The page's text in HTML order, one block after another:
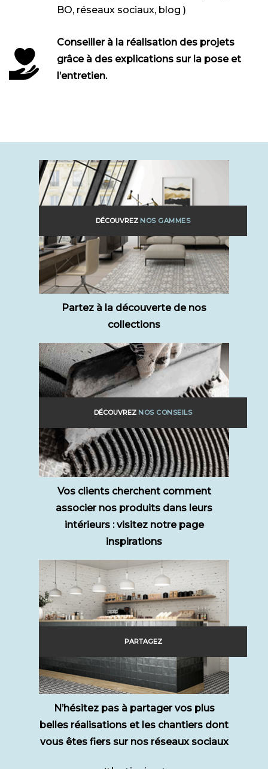
BO, réseaux sociaux, blog )
Conseiller à la réalisation des projets
grâce à des explications sur la pose et
l’entretien.
Partez à la découverte de nos
collections
DÉCOUVREZ NOS GAMMES
Vos clients cherchent comment
associer nos produits dans leurs
intérieurs : visitez notre page
inspirations
DÉCOUVREZ NOS CONSEILS
N’hésitez pas à partager vos plus
belles réalisations et les chantiers dont
vous êtes fiers sur nos réseaux sociaux
PARTAGEZ